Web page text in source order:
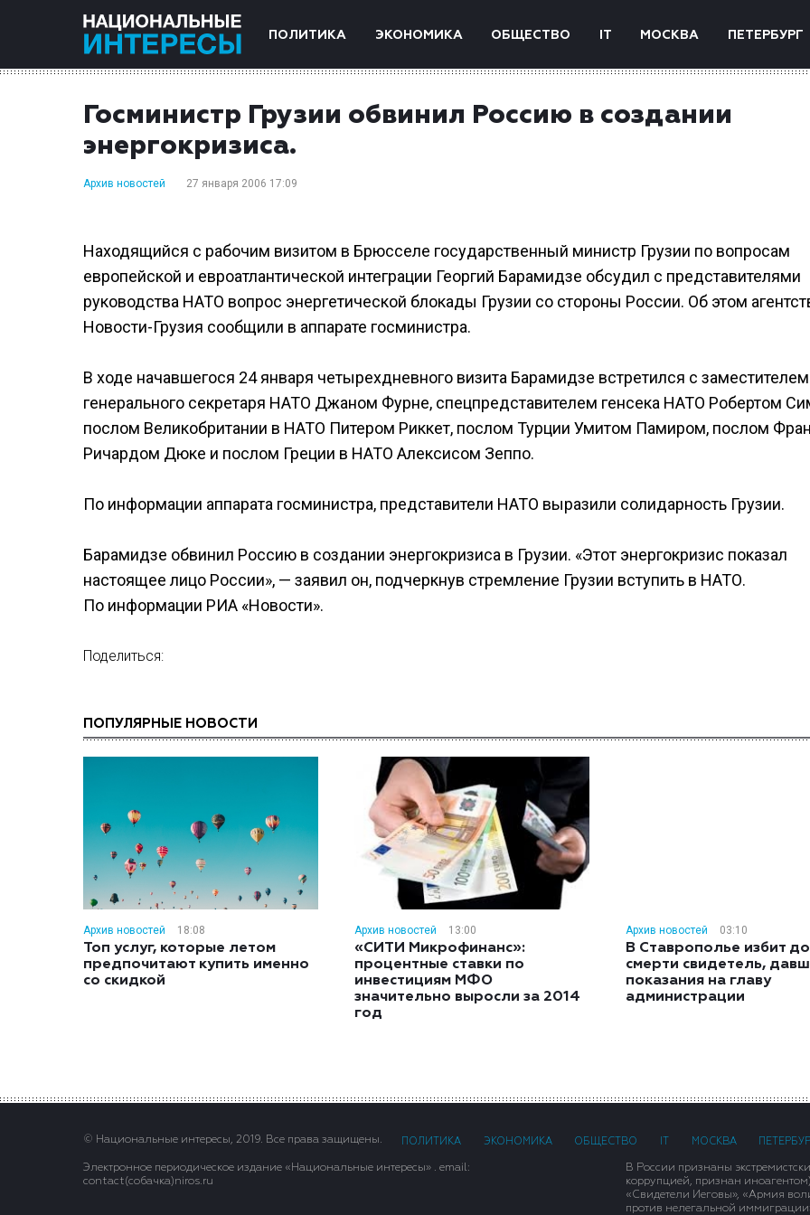
ПОЛИТИКА ЭКОНОМИКА ОБЩЕСТВО IT МОСКВА ПЕТЕРБУРГ
Госминистр Грузии обвинил Россию в создании
энергокризиса.
Архив новостей 27 января 2006 17:09
Находящийся с рабочим визитом в Брюсселе государственный министр Грузии по вопросам
европейской и евроатлантической интеграции Георгий Барамидзе обсудил с представителями
руководства НАТО вопрос энергетической блокады Грузии со стороны России. Об этом
Новости-Грузия сообщили в аппарате госминистра.
В ходе начавшегося 24 января четырехдневного визита Барамидзе встретился с заместителем
генерального секретаря НАТО Джаном Фурне, спецпредставителем генсека НАТО Робертом
послом Великобритании в НАТО Питером Риккет, послом Турции Умитом Памиром, послом
Ричардом Дюке и послом Греции в НАТО Алексисом Зеппо.
По информации аппарата госминистра, представители НАТО выразили солидарность Грузии.
Барамидзе обвинил Россию в создании энергокризиса в Грузии. «Этот энергокризис показал
настоящее лицо России», — заявил он, подчеркнув стремление Грузии вступить в НАТО.
По информации РИА «Новости».
Поделиться:
ПОПУЛЯРНЫЕ НОВОСТИ
Архив новостей 18:08
Топ услуг, которые летом
предпочитают купить именно
со скидкой
Архив новостей 13:00
«СИТИ Микрофинанс»:
процентные ставки по
инвестициям МФО
значительно выросли за 2014
год
Архив новостей 03:10
В Ставрополье избит до
смерти свидетель,
показания на главу
администрации
© Национальные интересы, 2019. Все права защищены. ПОЛИТИКА ЭКОНОМИКА ОБЩЕСТВО МОСКВА
Электронное периодическое издание «Национальные интересы» . email:
contact(сoбaчка)niros.ru
В России признаны
коррупцией, признан
«Свидетели Иеговы», «Армия
против нелегальной